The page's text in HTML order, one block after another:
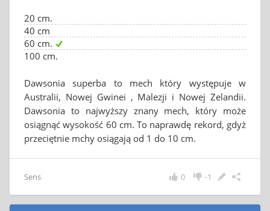
20 cm.
40 cm
60 cm.
100 cm.
Dawsonia superba to mech który występuje w
Australii, Nowej Gwinei , Malezji i Nowej Zelandii.
Dawsonia to najwyższy znany mech, który może
osiągnąć wysokość 60 cm. To naprawdę rekord, gdyż
przeciętnie mchy osiągają od 1 do 10 cm.
Sens -1
0